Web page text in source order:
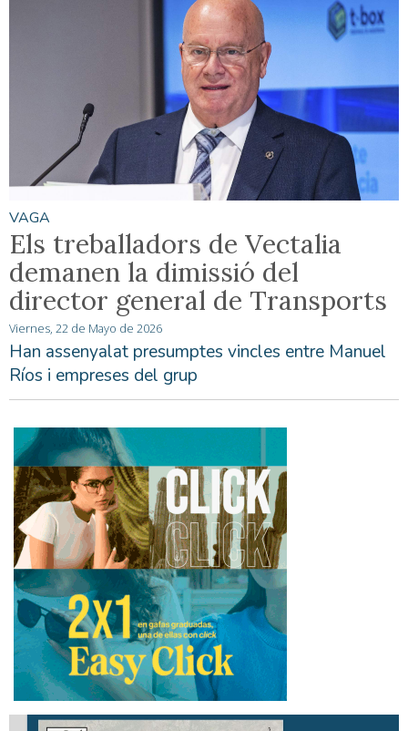
VAGA
Els treballadors de Vectalia
demanen la dimissió del
director general de Transports
Viernes, 22 de Mayo de 2026
Han assenyalat presumptes vincles entre Manuel
Ríos i empreses del grup